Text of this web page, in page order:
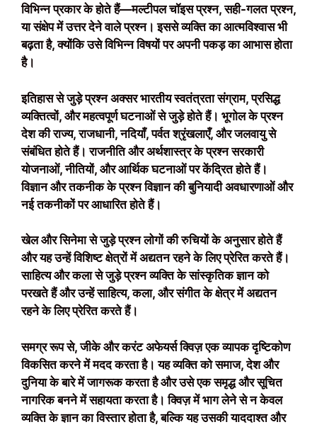
विभिन्न प्रकार के होते हैं—मल्टीपल चॉइस प्रश्न, सही-गलत प्रश्न,
या संक्षेप में उत्तर देने वाले प्रश्न। इससे व्यक्ति का आत्मविश्वास भी
बढ़ता है, क्योंकि उसे विभिन्न विषयों पर अपनी पकड़ का आभास होता
है।
इतिहास से जुड़े प्रश्न अक्सर भारतीय स्वतंत्रता संग्राम, प्रसिद्ध
व्यक्तित्वों, और महत्वपूर्ण घटनाओं से जुड़े होते हैं। भूगोल के प्रश्न
देश की राज्य, राजधानी, नदियाँ, पर्वत श्रृंखलाएँ, और जलवायु से
संबंधित होते हैं। राजनीति और अर्थशास्त्र के प्रश्न सरकारी
योजनाओं, नीतियों, और आर्थिक घटनाओं पर केंद्रित होते हैं।
विज्ञान और तकनीक के प्रश्न विज्ञान की बुनियादी अवधारणाओं और
नई तकनीकों पर आधारित होते हैं।
खेल और सिनेमा से जुड़े प्रश्न लोगों की रुचियों के अनुसार होते हैं
और यह उन्हें विशिष्ट क्षेत्रों में अद्यतन रहने के लिए प्रेरित करते हैं।
साहित्य और कला से जुड़े प्रश्न व्यक्ति के सांस्कृतिक ज्ञान को
परखते हैं और उन्हें साहित्य, कला, और संगीत के क्षेत्र में अद्यतन
रहने के लिए प्रेरित करते हैं।
समग्र रूप से, जीके और करंट अफेयर्स क्विज़ एक व्यापक दृष्टिकोण
विकसित करने में मदद करता है। यह व्यक्ति को समाज, देश और
दुनिया के बारे में जागरूक करता है और उसे एक समृद्ध और सूचित
नागरिक बनने में सहायता करता है। क्विज़ में भाग लेने से न केवल
व्यक्ति के ज्ञान का विस्तार होता है, बल्कि यह उसकी याददाश्त और